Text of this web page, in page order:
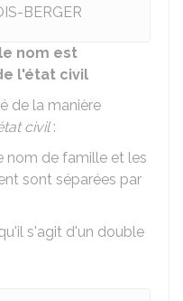
BERGER
nom est
l'état civil
de la manière
civil:
nom de famille et les
sont séparées par
s'agit d'un double